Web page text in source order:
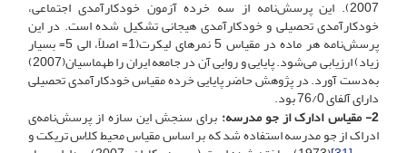
2007). این پرسش‌نامه از سه خرده آزمون خودکارآمدی اجتماعی،
خودکارآمدی تحصیلی و خودکارآمدی هیجانی تشکیل شده است. در این
پرسش‌نامه هر ماده در مقیاس 5 نمره­ای لیکرت(1= اصلاً، الی 5= بسیار
زیاد) ارزیابی می‌شود. پایایی و روایی آن در جامعه ایران را طهماسیان(2007)
به‌دست آورد. در پژوهش حاضر پایایی خرده مقیاس خودکارآمدی تحصیلی
دارای آلفای 76/0 بود.
2- مقیاس ادارک از جو مدرسه: برای سنجش این سازه از پرسش‌نامه‌ی
ادراک از جو مدرسه استفاده شد که بر اساس مقیاس محیط کلاس تریکت و